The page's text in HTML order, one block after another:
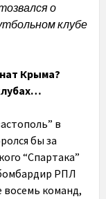
о
клубе
Крыма?
в
бы за
“Спартака”
РПЛ
команд,